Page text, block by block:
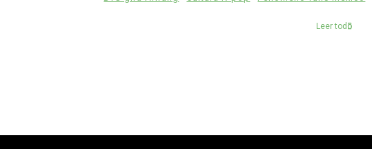
Leer todo